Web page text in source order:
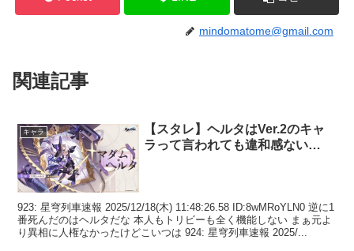
mindomatome@gmail.com
関連記事
キャラ
【スタレ】ヘルタはVer.2のキャ
ラって言われても違和感ない…
923: 星穹列車速報 2025/12/18(木) 11:48:26.58 ID:8wMRoYLN0 逆に1
番死んだのはヘルタだな 本人もトリビーも全く機能しない まぁ元よ
り異相に人権なかったけどこいつは 924: 星穹列車速報 2025/...